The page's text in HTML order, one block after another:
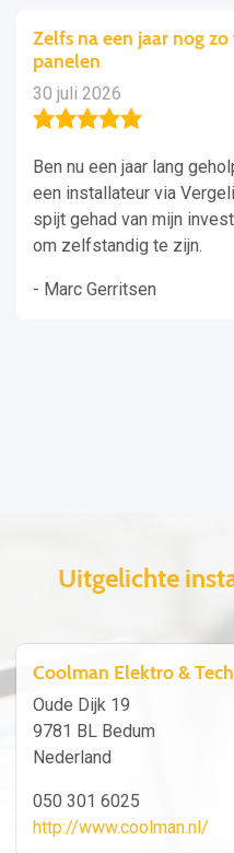
Zelfs na een jaar nog
panelen
30 juli 2026
Ben nu een jaar lang
een installateur via
spijt gehad van mijn
om zelfstandig te zijn.
- Marc Gerritsen
Uitgelichte
Coolman Elektro &
Oude Dijk 19
9781 BL Bedum
Nederland
050 301 6025
http://www.coolman.nl/